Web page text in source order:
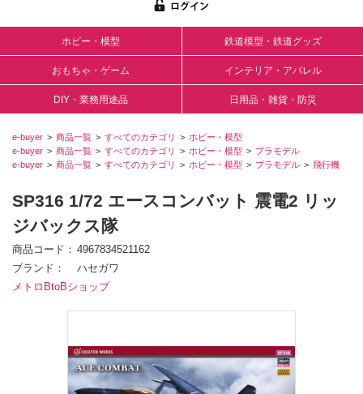
ホビー・模型 鉄道模型・鉄道グッズ
おもちゃ・ゲーム インテリア・アパレル
DIY・業務用途品 日用品・雑貨・防災
e-buyer 商品一覧 すべてのカテゴリ
ホビー・模型
e-buyer
商品一覧 すべてのカテゴリ ホビー・模型
プラモデル
e-buyer
商品一覧 すべてのカテゴリ ホビー・模型 プラモデル 飛行機
SP316 1/72 エースコンバット 震電2 リッ
ジバックス隊
商品コード
4967834521162
ブランド
ハセガワ
メトロBtoBショップ